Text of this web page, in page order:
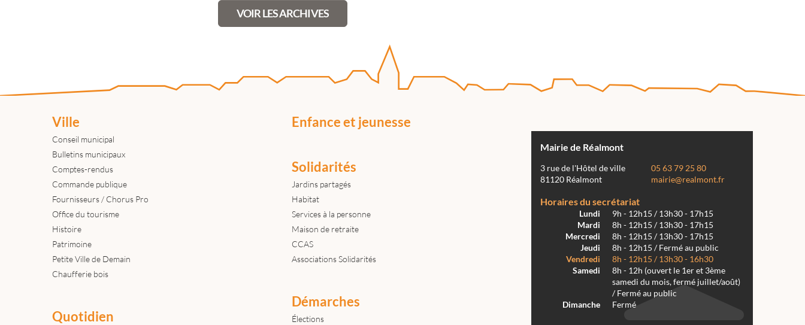
VOIR LES ARCHIVES
Ville
Conseil municipal
Bulletins municipaux
Comptes-rendus
Commande publique
Fournisseurs / Chorus Pro
Office du tourisme
Histoire
Patrimoine
Petite Ville de Demain
Chaufferie bois
Quotidien
Enfance et jeunesse
Solidarités
Jardins partagés
Habitat
Services à la personne
Maison de retraite
CCAS
Associations Solidarités
Démarches
Élections
Mairie de Réalmont
3 rue de l'Hôtel de ville
81120 Réalmont
05 63 79 25 80
mairie@realmont.fr
Horaires du secrétariat
Lundi
9h - 12h15 / 13h30 - 17h15
Mardi
8h - 12h15 / 13h30 - 17h15
Mercredi
8h - 12h15 / 13h30 - 17h15
Jeudi
8h - 12h15 / Fermé au public
Vendredi
8h - 12h15 / 13h30 - 16h30
Samedi
8h - 12h (ouvert le 1er et 3ème
samedi du mois, fermé juillet/août)
/ Fermé au public
Dimanche
Fermé